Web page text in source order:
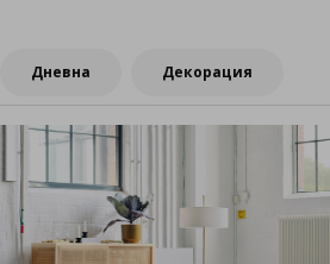
Дневна Декорация